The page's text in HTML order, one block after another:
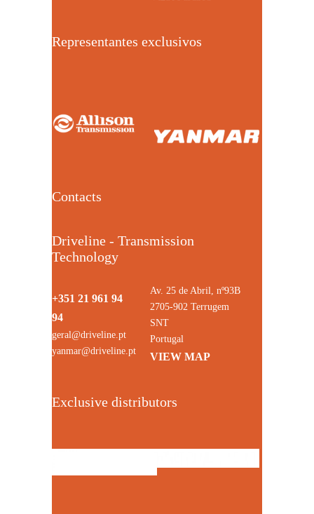
Representantes exclusivos
Contacts
Driveline - Transmission
Technology
+351 21 961 94
94
geral@driveline.pt
yanmar@driveline.pt
Av. 25 de Abril, nº93B
2705-902 Terrugem
SNT
Portugal
VIEW MAP
Exclusive distributors